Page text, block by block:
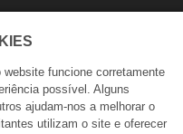
funcione corretamente
possível. Alguns
ajudam-nos a melhorar o
utilizam o site e oferecer